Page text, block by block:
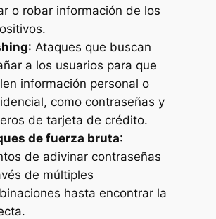
o robar información de los
: Ataques que buscan
a los usuarios para que
información personal o
como contraseñas y
de tarjeta de crédito.
de fuerza bruta:
de adivinar contraseñas
de múltiples
hasta encontrar la